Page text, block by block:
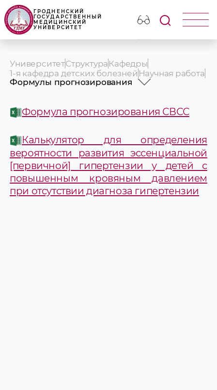
ГРОДНЕНСКИЙ
ГОСУДАРСТВЕННЫЙ
МЕДИЦИНСКИЙ
УНИВЕРСИТЕТ
УниверситетСтруктура Кафедры
1-я кафедра детских болезней Научная работа
Формулы прогнозирования
Научные конференции
Формула прогнозирования СВСС
Калькулятор для определения
вероятности развития эссенциальной
[первичной] гипертензии у детей с
повышенным кровяным давлением
при отсутствии диагноза гипертензии